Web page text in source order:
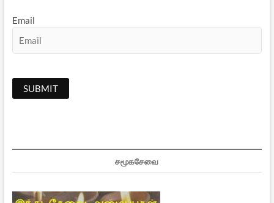
Email
சமூகசேவை